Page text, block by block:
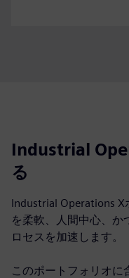
Industrial
る
Industrial Operations
を柔軟、人間中心、
ロセスを加速します。
このポートフォリオに